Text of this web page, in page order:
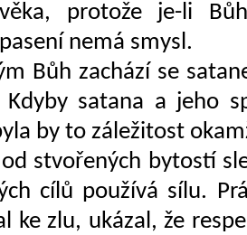
protože je-li
nemá smysl.
Bůh zachází se
satana a jeho
by to záležitost
stvořených bytostí
cílů používá sílu.
ke zlu, ukázal, že